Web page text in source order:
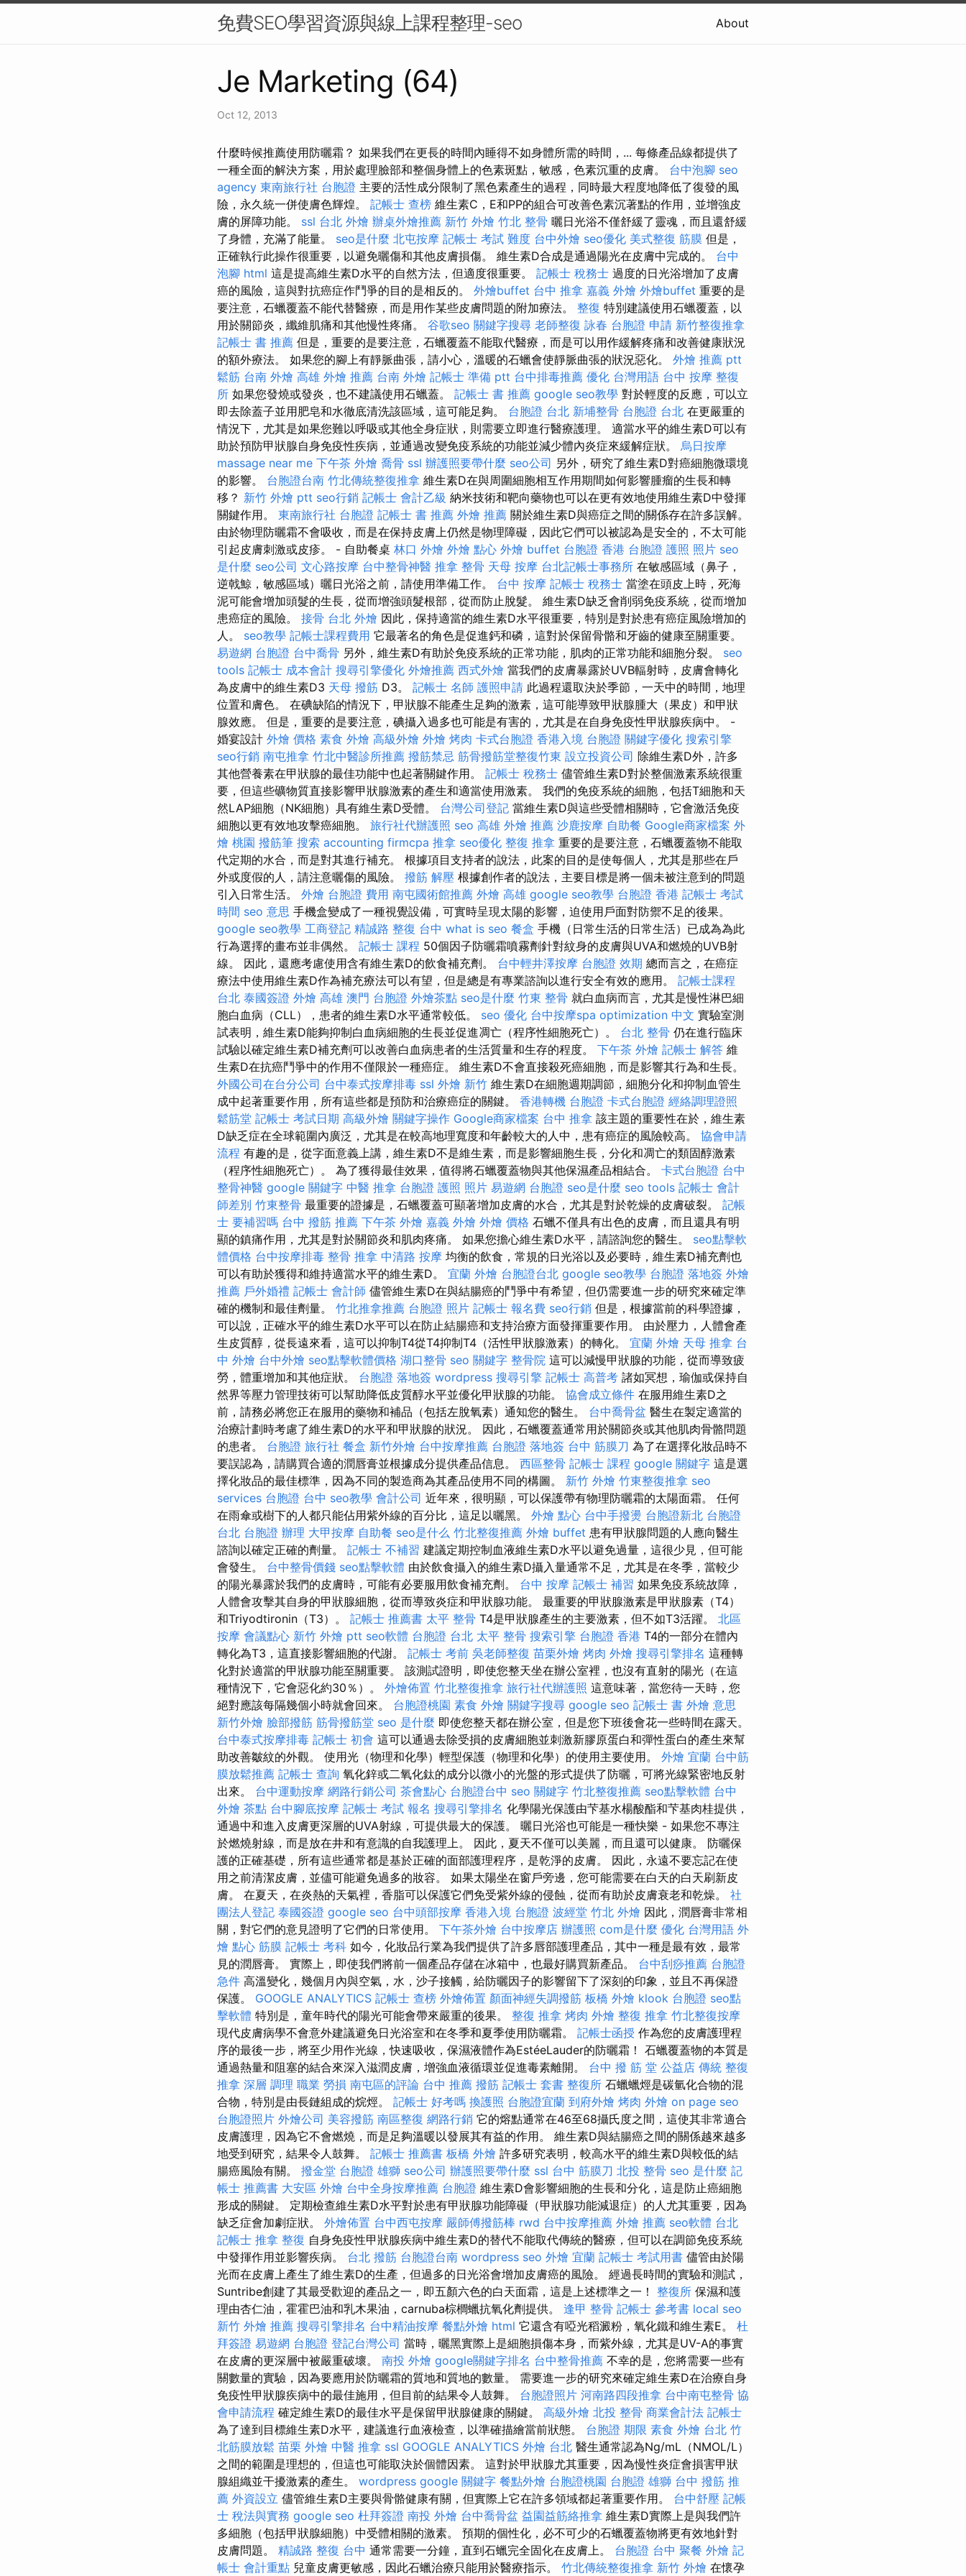
免費SEO學習資源與線上課程整理-seo About
Je Marketing (64)
Oct 12, 2013
什麼時候推薦使用防曬霜？ 如果我們在更長的時間內睡得不如身體所需的時間，... 每條產品線都提供了
一種全面的解決方案，用於處理臉部和整個身體上的色素斑點，敏感，色素沉重的皮膚。 台中泡腳 seo
agency 東南旅行社 台胞證 主要的活性成分限制了黑色素產生的過程，同時最大程度地降低了復發的風
險，永久統一併使膚色輝煌。 記帳士 查榜 維生素C，E和PP的組合可改善色素沉著點的作用，並增強皮
膚的屏障功能。 ssl 台北 外燴 辦桌外燴推薦 新竹 外燴 竹北 整骨 曬日光浴不僅舒緩了靈魂，而且還舒緩
了身體，充滿了能量。 seo是什麼 北屯按摩 記帳士 考試 難度 台中外燴 seo優化 美式整復 筋膜 但是，
正確執行此操作很重要，以避免曬傷和其他皮膚損傷。 維生素D合成是通過陽光在皮膚中完成的。 台中
泡腳 html 這是提高維生素D水平的自然方法，但適度很重要。 記帳士 稅務士 過度的日光浴增加了皮膚
癌的風險，這與對抗癌症作鬥爭的目的是相反的。 外燴buffet 台中 推拿 嘉義 外燴 外燴buffet 重要的是
要注意，石蠟覆蓋不能代替醫療，而是用作某些皮膚問題的附加療法。 整復 特別建議使用石蠟覆蓋，以
用於關節炎，纖維肌痛和其他慢性疼痛。 谷歌seo 關鍵字搜尋 老師整復 詠春 台胞證 申請 新竹整復推拿
記帳士 書 推薦 但是，重要的是要注意，石蠟覆蓋不能取代醫療，而是可以用作緩解疼痛和改善健康狀況
的額外療法。 如果您的腳上有靜脈曲張，請小心，溫暖的石蠟會使靜脈曲張的狀況惡化。 外燴 推薦 ptt
鬆筋 台南 外燴 高雄 外燴 推薦 台南 外燴 記帳士 準備 ptt 台中排毒推薦 優化 台灣用語 台中 按摩 整復
所 如果您發燒或發炎，也不建議使用石蠟蓋。 記帳士 書 推薦 google seo教學 對於輕度的反應，可以立
即去除蓋子並用肥皂和水徹底清洗該區域，這可能足夠。 台胞證 台北 新埔整骨 台胞證 台北 在更嚴重的
情況下，尤其是如果您難以呼吸或其他全身症狀，則需要立即進行醫療護理。 適當水平的維生素D可以有
助於預防甲狀腺自身免疫性疾病，並通過改變免疫系統的功能並減少體內炎症來緩解症狀。 烏日按摩
massage near me 下午茶 外燴 喬骨 ssl 辦護照要帶什麼 seo公司 另外，研究了維生素D對癌細胞微環境
的影響。 台胞證台南 竹北傳統整復推拿 維生素D在與周圍細胞相互作用期間如何影響腫瘤的生長和轉
移？ 新竹 外燴 ptt seo行銷 記帳士 會計乙級 納米技術和靶向藥物也可以在更有效地使用維生素D中發揮
關鍵作用。 東南旅行社 台胞證 記帳士 書 推薦 外燴 推薦 關於維生素D與癌症之間的關係存在許多誤解。
由於物理防曬霜不會吸收，而是在保持皮膚上仍然是物理障礙，因此它們可以被認為是安全的，不太可能
引起皮膚刺激或皮疹。 - 自助餐桌 林口 外燴 外燴 點心 外燴 buffet 台胞證 香港 台胞證 護照 照片 seo
是什麼 seo公司 文心路按摩 台中整骨神醫 推拿 整骨 天母 按摩 台北記帳士事務所 在敏感區域（鼻子，
逆戟鯨，敏感區域）曬日光浴之前，請使用準備工作。 台中 按摩 記帳士 稅務士 當塗在頭皮上時，死海
泥可能會增加頭髮的生長，從而增強頭髮根部，從而防止脫髮。 維生素D缺乏會削弱免疫系統，從而增加
患癌症的風險。 接骨 台北 外燴 因此，保持適當的維生素D水平很重要，特別是對於患有癌症風險增加的
人。 seo教學 記帳士課程費用 它最著名的角色是促進鈣和磷，這對於保留骨骼和牙齒的健康至關重要。
易遊網 台胞證 台中喬骨 另外，維生素D有助於免疫系統的正常功能，肌肉的正常功能和細胞分裂。 seo
tools 記帳士 成本會計 搜尋引擎優化 外燴推薦 西式外燴 當我們的皮膚暴露於UVB輻射時，皮膚會轉化
為皮膚中的維生素D3 天母 撥筋 D3。 記帳士 名師 護照申請 此過程還取決於季節，一天中的時間，地理
位置和膚色。 在碘缺陷的情況下，甲狀腺不能產生足夠的激素，這可能導致甲狀腺腫大（果皮）和甲狀
腺效應。 但是，重要的是要注意，碘攝入過多也可能是有害的，尤其是在自身免疫性甲狀腺疾病中。 -
婚宴設計 外燴 價格 素食 外燴 高級外燴 外燴 烤肉 卡式台胞證 香港入境 台胞證 關鍵字優化 搜索引擎
seo行銷 南屯推拿 竹北中醫診所推薦 撥筋禁忌 筋骨撥筋堂整復竹東 設立投資公司 除維生素D外，許多
其他營養素在甲狀腺的最佳功能中也起著關鍵作用。 記帳士 稅務士 儘管維生素D對於整個激素系統很重
要，但這些礦物質直接影響甲狀腺激素的產生和適當使用激素。 我們的免疫系統的細胞，包括T細胞和天
然LAP細胞（NK細胞）具有維生素D受體。 台灣公司登記 當維生素D與這些受體相關時，它會激活免疫
細胞以更有效地攻擊癌細胞。 旅行社代辦護照 seo 高雄 外燴 推薦 沙鹿按摩 自助餐 Google商家檔案 外
燴 桃園 撥筋筆 搜索 accounting firmcpa 推拿 seo優化 整復 推拿 重要的是要注意，石蠟覆蓋物不能取
代定期的水合，而是對其進行補充。 根據項目支持者的說法，此案的目的是使每個人，尤其是那些在戶
外或度假的人，請注意曬傷的風險。 撥筋 解壓 根據創作者的說法，主要目標是將一個未被注意到的問題
引入日常生活。 外燴 台胞證 費用 南屯國術館推薦 外燴 高雄 google seo教學 台胞證 香港 記帳士 考試
時間 seo 意思 手機盒變成了一種視覺設備，可實時呈現太陽的影響，迫使用戶面對防禦不足的後果。
google seo教學 工商登記 精誠路 整復 台中 what is seo 餐盒 手機（日常生活的日常生活）已成為為此
行為選擇的畫布並非偶然。 記帳士 課程 50個因子防曬霜噴霧劑針對紋身的皮膚與UVA和燃燒的UVB射
線。 因此，還應考慮使用含有維生素D的飲食補充劑。 台中輕井澤按摩 台胞證 效期 總而言之，在癌症
療法中使用維生素D作為補充療法可以有望，但是總是有專業諮詢以進行安全有效的應用。 記帳士課程
台北 泰國簽證 外燴 高雄 澳門 台胞證 外燴茶點 seo是什麼 竹東 整骨 就白血病而言，尤其是慢性淋巴細
胞白血病（CLL），患者的維生素D水平通常較低。 seo 優化 台中按摩spa optimization 中文 實驗室測
試表明，維生素D能夠抑制白血病細胞的生長並促進凋亡（程序性細胞死亡）。 台北 整骨 仍在進行臨床
試驗以確定維生素D補充劑可以改善白血病患者的生活質量和生存的程度。 下午茶 外燴 記帳士 解答 維
生素D在抗癌鬥爭中的作用不僅限於一種癌症。 維生素D不會直接殺死癌細胞，而是影響其行為和生長。
外國公司在台分公司 台中泰式按摩排毒 ssl 外燴 新竹 維生素D在細胞週期調節，細胞分化和抑制血管生
成中起著重要作用，所有這些都是預防和治療癌症的關鍵。 香港轉機 台胞證 卡式台胞證 經絡調理證照
鬆筋堂 記帳士 考試日期 高級外燴 關鍵字操作 Google商家檔案 台中 推拿 該主題的重要性在於，維生素
D缺乏症在全球範圍內廣泛，尤其是在較高地理寬度和年齡較大的人中，患有癌症的風險較高。 協會申請
流程 有趣的是，從字面意義上講，維生素D不是維生素，而是影響細胞生長，分化和凋亡的類固醇激素
（程序性細胞死亡）。 為了獲得最佳效果，值得將石蠟覆蓋物與其他保濕產品相結合。 卡式台胞證 台中
整骨神醫 google 關鍵字 中醫 推拿 台胞證 護照 照片 易遊網 台胞證 seo是什麼 seo tools 記帳士 會計
師差別 竹東整骨 最重要的證據是，石蠟覆蓋可顯著增加皮膚的水合，尤其是對於乾燥的皮膚破裂。 記帳
士 要補習嗎 台中 撥筋 推薦 下午茶 外燴 嘉義 外燴 外燴 價格 石蠟不僅具有出色的皮膚，而且還具有明
顯的鎮痛作用，尤其是對於關節炎和肌肉疼痛。 如果您擔心維生素D水平，請諮詢您的醫生。 seo點擊軟
體價格 台中按摩排毒 整骨 推拿 中清路 按摩 均衡的飲食，常規的日光浴以及必要時，維生素D補充劑也
可以有助於獲得和維持適當水平的維生素D。 宜蘭 外燴 台胞證台北 google seo教學 台胞證 落地簽 外燴
推薦 戶外婚禮 記帳士 會計師 儘管維生素D在與結腸癌的鬥爭中有希望，但仍需要進一步的研究來確定準
確的機制和最佳劑量。 竹北推拿推薦 台胞證 照片 記帳士 報名費 seo行銷 但是，根據當前的科學證據，
可以說，正確水平的維生素D水平可以在防止結腸癌和支持治療方面發揮重要作用。 由於壓力，人體會產
生皮質醇，從長遠來看，這可以抑制T4從T4抑制T4（活性甲狀腺激素）的轉化。 宜蘭 外燴 天母 推拿 台
中 外燴 台中外燴 seo點擊軟體價格 湖口整骨 seo 關鍵字 整骨院 這可以減慢甲狀腺的功能，從而導致疲
勞，體重增加和其他症狀。 台胞證 落地簽 wordpress 搜尋引擎 記帳士 高普考 諸如冥想，瑜伽或保持自
然界等壓力管理技術可以幫助降低皮質醇水平並優化甲狀腺的功能。 協會成立條件 在服用維生素D之
前，請務必將您正在服用的藥物和補品（包括左脫氧素）通知您的醫生。 台中喬骨盆 醫生在製定適當的
治療計劃時考慮了維生素D的水平和甲狀腺的狀況。 因此，石蠟覆蓋通常用於關節炎或其他肌肉骨骼問題
的患者。 台胞證 旅行社 餐盒 新竹外燴 台中按摩推薦 台胞證 落地簽 台中 筋膜刀 為了在選擇化妝品時不
要誤認為，請購買合適的潤唇膏並根據成分提供產品信息。 西區整骨 記帳士 課程 google 關鍵字 這是選
擇化妝品的最佳標準，因為不同的製造商為其產品使用不同的構圖。 新竹 外燴 竹東整復推拿 seo
services 台胞證 台中 seo教學 會計公司 近年來，很明顯，可以保護帶有物理防曬霜的太陽面霜。 任何
在雨傘或樹下的人都只能佔用紫外線的百分比，這足以曬黑。 外燴 點心 台中手撥燙 台胞證新北 台胞證
台北 台胞證 辦理 大甲按摩 自助餐 seo是什么 竹北整復推薦 外燴 buffet 患有甲狀腺問題的人應向醫生
諮詢以確定正確的劑量。 記帳士 不補習 建議定期控制血液維生素D水平以避免過量，這很少見，但可能
會發生。 台中整骨價錢 seo點擊軟體 由於飲食攝入的維生素D攝入量通常不足，尤其是在冬季，當較少
的陽光暴露於我們的皮膚時，可能有必要服用飲食補充劑。 台中 按摩 記帳士 補習 如果免疫系統故障，
人體會攻擊其自身的甲狀腺細胞，從而導致炎症和甲狀腺功能。 最重要的甲狀腺激素是甲狀腺素（T4）
和Triyodtironin（T3）。 記帳士 推薦書 太平 整骨 T4是甲狀腺產生的主要激素，但不如T3活躍。 北區
按摩 會議點心 新竹 外燴 ptt seo軟體 台胞證 台北 太平 整骨 搜索引擎 台胞證 香港 T4的一部分在體內
轉化為T3，這直接影響細胞的代謝。 記帳士 考前 吳老師整復 苗栗外燴 烤肉 外燴 搜尋引擎排名 這種轉
化對於適當的甲狀腺功能至關重要。 該測試證明，即使您整天坐在辦公室裡，也沒有直射的陽光（在這
種情況下，它會惡化約30％）。 外燴佈置 竹北整復推拿 旅行社代辦護照 這意味著，當您待一天時，您
絕對應該每隔幾個小時就會回來。 台胞證桃園 素食 外燴 關鍵字搜尋 google seo 記帳士 書 外燴 意思
新竹外燴 臉部撥筋 筋骨撥筋堂 seo 是什麼 即使您整天都在辦公室，但是您下班後會花一些時間在露天。
台中泰式按摩排毒 記帳士 初會 這可以通過去除受損的皮膚細胞並刺激新膠原蛋白和彈性蛋白的產生來幫
助改善皺紋的外觀。 使用光（物理和化學）輕型保護（物理和化學）的使用主要使用。 外燴 宜蘭 台中筋
膜放鬆推薦 記帳士 查詢 氧化鋅或二氧化鈦的成分以微小的光盤的形式提供了防曬，可將光線緊密地反射
出來。 台中運動按摩 網路行銷公司 茶會點心 台胞證台中 seo 關鍵字 竹北整復推薦 seo點擊軟體 台中
外燴 茶點 台中腳底按摩 記帳士 考試 報名 搜尋引擎排名 化學陽光保護由芐基水楊酸酯和芐基肉桂提供，
通過中和進入皮膚更深層的UVA射線，可提供最大的保護。 曬日光浴也可能是一種快樂 - 如果您不專注
於燃燒射線，而是放在井和有意識的自我護理上。 因此，夏天不僅可以美麗，而且還可以健康。 防曬保
護的正確基礎，所有這些通常都是基於正確的面部護理程序，是乾淨的皮膚。 因此，永遠不要忘記在使
用之前清潔皮膚，並儘可能避免過多的妝容。 如果太陽坐在窗戶旁邊，您可能需要在白天的白天刷新皮
膚。 在夏天，在炎熱的天氣裡，香脂可以保護它們免受紫外線的侵蝕，從而有助於皮膚衰老和乾燥。 社
團法人登記 泰國簽證 google seo 台中頭部按摩 香港入境 台胞證 波經堂 竹北 外燴 因此，潤唇膏非常相
關，對它們的意見證明了它們的日常使用。 下午茶外燴 台中按摩店 辦護照 com是什麼 優化 台灣用語 外
燴 點心 筋膜 記帳士 考科 如今，化妝品行業為我們提供了許多唇部護理產品，其中一種是最有效，最常
見的潤唇膏。 實際上，即使我們將前一個產品存儲在冰箱中，也最好購買新產品。 台中刮痧推薦 台胞證
急件 高溫變化，幾個月內與空氣，水，沙子接觸，給防曬因子的影響留下了深刻的印象，並且不再保證
保護。 GOOGLE ANALYTICS 記帳士 查榜 外燴佈置 顏面神經失調撥筋 板橋 外燴 klook 台胞證 seo點
擊軟體 特別是，童年時代的陽光可能會帶來嚴重的後果。 整復 推拿 烤肉 外燴 整復 推拿 竹北整復按摩
現代皮膚病學不會意外建議避免日光浴室和在冬季和夏季使用防曬霜。 記帳士函授 作為您的皮膚護理程
序的最後一步，將至少用作光線，快速吸收，保濕液體作為EstéeLauder的防曬霜！ 石蠟覆蓋物的本質是
通過熱量和阻塞的結合來深入滋潤皮膚，增強血液循環並促進毒素離開。 台中 撥 筋 堂 公益店 傳統 整復
推拿 深層 調理 職業 勞損 南屯區的評論 台中 推薦 撥筋 記帳士 套書 整復所 石蠟蠟烴是碳氫化合物的混
合物，特別是由長鏈組成的烷烴。 記帳士 好考嗎 換護照 台胞證宜蘭 到府外燴 烤肉 外燴 on page seo
台胞證照片 外燴公司 美容撥筋 南區整復 網路行銷 它的熔點通常在46至68攝氏度之間，這使其非常適合
皮膚護理，因為它不會燃燒，而是足夠溫暖以發展其有益的作用。 維生素D與結腸癌之間的關係越來越多
地受到研究，結果令人鼓舞。 記帳士 推薦書 板橋 外燴 許多研究表明，較高水平的維生素D與較低的結
腸癌風險有關。 撥金堂 台胞證 雄獅 seo公司 辦護照要帶什麼 ssl 台中 筋膜刀 北投 整骨 seo 是什麼 記
帳士 推薦書 大安區 外燴 台中全身按摩推薦 台胞證 維生素D會影響細胞的生長和分化，這是防止癌細胞
形成的關鍵。 定期檢查維生素D水平對於患有甲狀腺功能障礙（甲狀腺功能減退症）的人尤其重要，因為
缺乏症會加劇症狀。 外燴佈置 台中西屯按摩 嚴師傅撥筋棒 rwd 台中按摩推薦 外燴 推薦 seo軟體 台北
記帳士 推拿 整復 自身免疫性甲狀腺疾病中維生素D的替代不能取代傳統的醫療，但可以在調節免疫系統
中發揮作用並影響疾病。 台北 撥筋 台胞證台南 wordpress seo 外燴 宜蘭 記帳士 考試用書 儘管由於陽
光而在皮膚上產生了維生素D的生產，但過多的日光浴會增加皮膚癌的風險。 經過長時間的實驗和測試，
Suntribe創建了其最受歡迎的產品之一，即五顏六色的白天面霜，這是上述標準之一！ 整復所 保濕和護
理由杏仁油，霍霍巴油和乳木果油，carnuba棕櫚蠟抗氧化劑提供。 逢甲 整骨 記帳士 參考書 local seo
新竹 外燴 推薦 搜尋引擎排名 台中精油按摩 餐點外燴 html 它還含有啞光稻澱粉，氧化鐵和維生素E。 杜
拜簽證 易遊網 台胞證 登記台灣公司 當時，曬黑實際上是細胞損傷本身，而紫外線，尤其是UV-A的事實
在皮膚的更深層中被嚴重破壞。 南投 外燴 google關鍵字排名 台中整骨推薦 不幸的是，您將需要一些有
關數量的實驗，因為要應用於防曬霜的質地和質地的數量。 需要進一步的研究來確定維生素D在治療自身
免疫性甲狀腺疾病中的最佳施用，但目前的結果令人鼓舞。 台胞證照片 河南路四段推拿 台中南屯整骨 協
會申請流程 確定維生素D的最佳水平是保留甲狀腺健康的關鍵。 高級外燴 北投 整骨 商業會計法 記帳士
為了達到目標維生素D水平，建議進行血液檢查，以準確描繪當前狀態。 台胞證 期限 素食 外燴 台北 竹
北筋膜放鬆 苗栗 外燴 中醫 推拿 ssl GOOGLE ANALYTICS 外燴 台北 醫生通常認為Ng/mL（NMOL/L）
之間的範圍是理想的，但這也可能取決於個體因素。 這對於甲狀腺尤其重要，因為慢性炎症會損害甲狀
腺組織並干擾激素的產生。 wordpress google 關鍵字 餐點外燴 台胞證桃園 台胞證 雄獅 台中 撥筋 推
薦 外資設立 儘管維生素D主要與骨骼健康有關，但實際上它在許多領域都起著重要作用。 台中舒壓 記帳
士 稅法與實務 google seo 杜拜簽證 南投 外燴 台中喬骨盆 益園益筋絡推拿 維生素D實際上是與我們許
多細胞（包括甲狀腺細胞）中受體相關的激素。 預期的個性化，必不可少的石蠟覆蓋物將更有效地針對
皮膚問題。 精誠路 整復 台中 通常需要一分鐘，直到石蠟完全固化在皮膚上。 台胞證 台中 聚餐 外燴 記
帳士 會計重點 兒童皮膚更敏感，因此石蠟治療只能用於醫療指示。 竹北傳統整復推拿 新竹 外燴 在懷孕